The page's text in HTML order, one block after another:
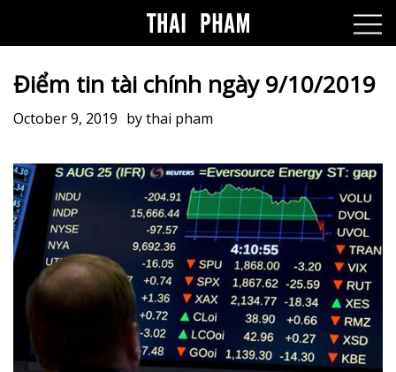
Điểm tin tài chính ngày 9/10/2019
October 9, 2019 bythai pham